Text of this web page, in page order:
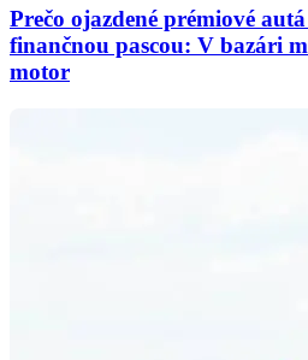
Prečo ojazdené prémiové
finančnou pascou: V bazári
motor